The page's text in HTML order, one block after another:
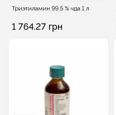
Триэтиламин 99,5 % чда 1 л
1 764.27 грн